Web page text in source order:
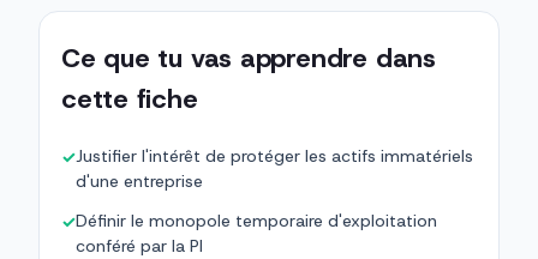
Ce que tu vas apprendre dans
cette fiche
✓Justifier l'intérêt de protéger les actifs immatériels
d'une entreprise
✓Définir le monopole temporaire d'exploitation
conféré par la PI